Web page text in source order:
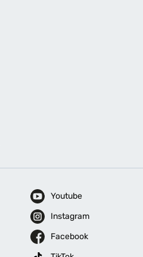
Youtube
Instagram
Facebook